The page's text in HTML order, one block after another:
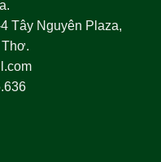
Tây Nguyên Plaza,